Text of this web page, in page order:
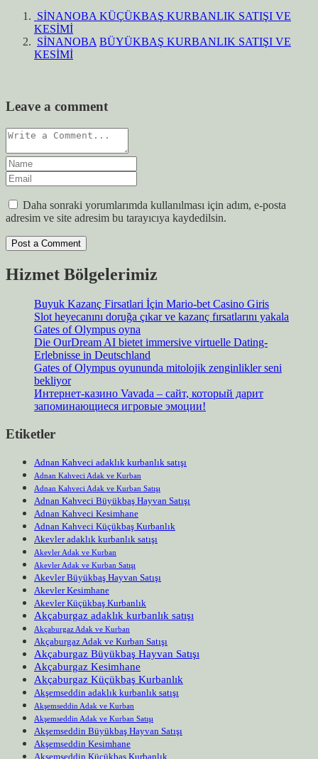
SİNANOBA KÜÇÜKBAŞ KURBANLIK SATIŞI VE
KESİMİ
SİNANOBA BÜYÜKBAŞ KURBANLIK SATIŞI VE
KESİMİ
Leave a comment
Daha sonraki yorumlarımda kullanılması için adım, e-posta
adresim ve site adresim bu tarayıcıya kaydedilsin.
Hizmet Bölgelerimiz
Buyuk Kazanç Firsatlari İçin Mario-bet Casino Giris
Slot heyecanını doruğa çıkar ve kazanç fırsatlarını yakala
Gates of Olympus oyna
Die OurDream AI bietet immersive virtuelle Dating-
Erlebnisse in Deutschland
Gates of Olympus oyununda mitolojik zenginlikler seni
bekliyor
Интернет-казино Vavada – сайт, который дарит
запоминающиеся игровые эмоции!
Etiketler
Adnan Kahveci adaklık kurbanlık satışı
Adnan Kahveci Adak ve Kurban
Adnan Kahveci Adak ve Kurban Satışı
Adnan Kahveci Büyükbaş Hayvan Satışı
Adnan Kahveci Kesimhane
Adnan Kahveci Küçükbaş Kurbanlık
Akevler adaklık kurbanlık satışı
Akevler Adak ve Kurban
Akevler Adak ve Kurban Satışı
Akevler Büyükbaş Hayvan Satışı
Akevler Kesimhane
Akevler Küçükbaş Kurbanlık
Akçaburgaz adaklık kurbanlık satışı
Akçaburgaz Adak ve Kurban
Akçaburgaz Adak ve Kurban Satışı
Akçaburgaz Büyükbaş Hayvan Satışı
Akçaburgaz Kesimhane
Akçaburgaz Küçükbaş Kurbanlık
Akşemseddin adaklık kurbanlık satışı
Akşemseddin Adak ve Kurban
Akşemseddin Adak ve Kurban Satışı
Akşemseddin Büyükbaş Hayvan Satışı
Akşemseddin Kesimhane
Akşemseddin Küçükbaş Kurbanlık